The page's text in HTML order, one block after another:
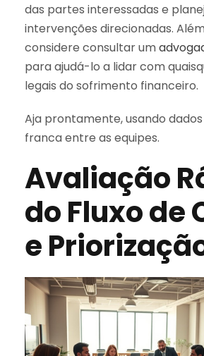
das partes interessadas e
intervenções direcionadas.
considere consultar um
para ajudá-lo a lidar com
legais do sofrimento financeiro.
Aja prontamente, usando
franca entre as equipes.
Avaliação
do Fluxo de
e